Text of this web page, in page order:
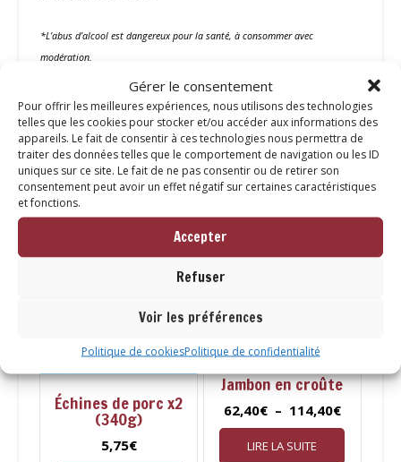
Gérer le consentement
Pour offrir les meilleures expériences, nous utilisons des technologies
telles que les cookies pour stocker et/ou accéder aux informations des
appareils. Le fait de consentir à ces technologies nous permettra de
traiter des données telles que le comportement de navigation ou les ID
uniques sur ce site. Le fait de ne pas consentir ou de retirer son
consentement peut avoir un effet négatif sur certaines caractéristiques
et fonctions.
Accepter
Refuser
Voir les préférences
Politique de cookiesPolitique de confidentialité
*L’abus d’alcool est dangereux pour la santé, à consommer avec
modération.
Catégorie :Boissons
Vous aimerez peut-être
aussi…
Échines de porc x2
(340g)
5,75€
Jambon en croûte
62,40€ – 114,40€Plage
de
LIRE LA SUITE